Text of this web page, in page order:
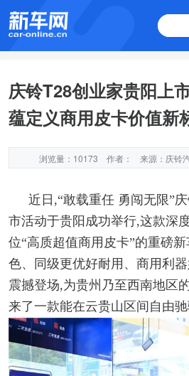
庆铃T28创业家贵阳上
蕴定义商用皮卡价值新
浏览量：10173 作者： 来源：庆铃
近日,“敢载重任 勇闯无限”
市活动于贵阳成功举行,这款深
位“高质超值商用皮卡”的重磅
色、同级更优好耐用、商用利
震撼登场,为贵州乃至西南地区
来了一款能在云贵山区间自由驰